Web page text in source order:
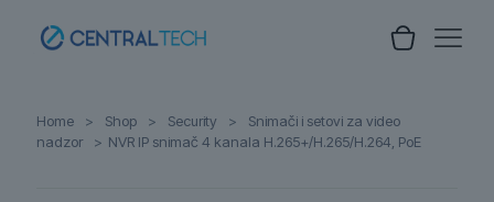
Home > Shop > Security >
Snimači i setovi za video
nadzor
> NVR IP snimač 4 kanala H.265+/H.265/H.264, PoE